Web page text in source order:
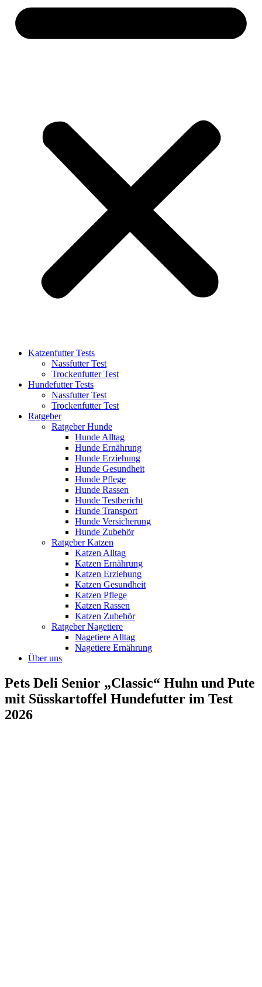
Katzenfutter Tests
Nassfutter Test
Trockenfutter Test
Hundefutter Tests
Nassfutter Test
Trockenfutter Test
Ratgeber
Ratgeber Hunde
Hunde Alltag
Hunde Ernährung
Hunde Erziehung
Hunde Gesundheit
Hunde Pflege
Hunde Rassen
Hunde Testbericht
Hunde Transport
Hunde Versicherung
Hunde Zubehör
Ratgeber Katzen
Katzen Alltag
Katzen Ernährung
Katzen Erziehung
Katzen Gesundheit
Katzen Pflege
Katzen Rassen
Katzen Zubehör
Ratgeber Nagetiere
Nagetiere Alltag
Nagetiere Ernährung
Über uns
Pets Deli Senior „Classic“ Huhn und Pute
mit Süsskartoffel Hundefutter im Test
2026